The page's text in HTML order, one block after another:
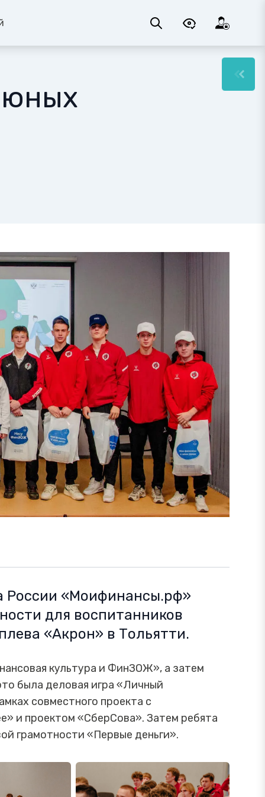
юных
«Моифинансы.рф»
для воспитанников
«Акрон» в Тольятти.
культура и ФинЗОЖ», а затем
была деловая игра «Личный
совместного проекта с
и проектом «СберСова». Затем ребята
грамотности «Первые деньги».